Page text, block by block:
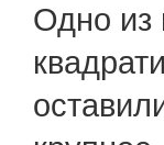
Одно из